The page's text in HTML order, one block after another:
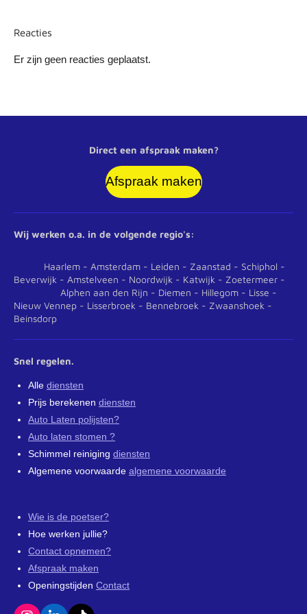
Reacties
Er zijn geen reacties geplaatst.
Direct een afspraak maken?
Afspraak maken
Wij werken o.a. in de volgende regio's:
Haarlem - Amsterdam - Leiden - Zaanstad - Schiphol -
Beverwijk - Amstelveen - Noordwijk - Katwijk - Zoetermeer -
Alphen aan den Rijn - Diemen - Hillegom - Lisse -
Nieuw Vennep - Lisserbroek - Bennebroek - Zwaanshoek -
Beinsdorp
Snel regelen.
Alle diensten
Prijs berekenen diensten
Auto Laten polijsten?
Auto laten stomen ?
Schimmel reiniging diensten
Algemene voorwaarde algemene voorwaarde
Wie is de poetser?
Hoe werken jullie?
Contact opnemen?
Afspraak maken
Openingstijden Contact